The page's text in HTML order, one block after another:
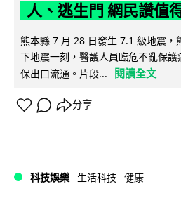
人、逃生門 網民讚值
熊本縣 7 月 28 日發生 7.1 級地震，
下地震一刻，醫護人員臨危不亂保
保出口流通。片段...
閱讀全文
分享
科技娛樂 生活科技 健康